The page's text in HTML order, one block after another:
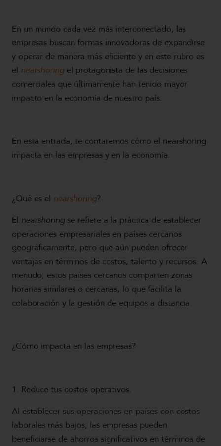
En un mundo cada vez más interconectado, las
empresas buscan formas innovadoras de expandirse
y operar de manera más eficiente y en este rubro es
el nearshoring el protagonista de las decisiones
comerciales que últimamente han tenido mayor
impacto en la economía de nuestro país.
En esta entrada, te contaremos cómo el nearshoring
impacta en las empresas y en la economía.
¿Qué es el nearshoring?
El nearshoring se refiere a la práctica de establecer
operaciones empresariales en países cercanos
geográficamente, pero que aún pueden ofrecer
ventajas en términos de costos, talento y recursos. A
menudo, estos países cercanos comparten zonas
horarias similares o cercanas, lo que facilita la
colaboración y la gestión de equipos a distancia.
¿Cómo impacta en las empresas?
1. Reduce tus costos operativos.
Al establecer sus operaciones en países con costos
laborales más bajos, las empresas pueden
beneficiarse de ahorros significativos en términos de